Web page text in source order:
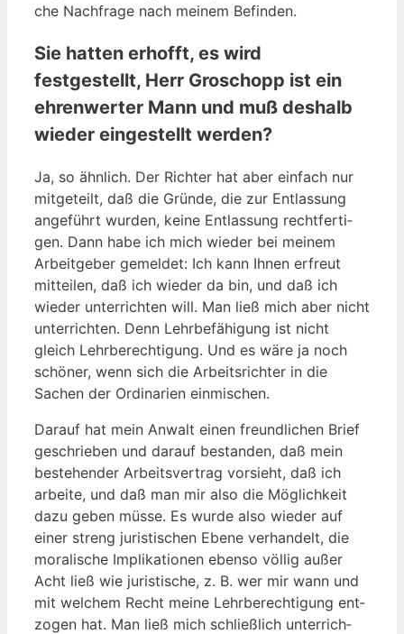
che Nach­fra­ge nach mei­nem Befinden.
Sie hatten erhofft, es wird
festgestellt, Herr Groschopp ist ein
ehrenwerter Mann und muß deshalb
wieder eingestellt werden?
Ja, so ähn­lich. Der Rich­ter hat aber ein­fach nur
mit­ge­teilt, daß die Grün­de, die zur Ent­las­sung
ange­führt wur­den, kei­ne Ent­las­sung recht­fer­ti­
gen. Dann habe ich mich wie­der bei mei­nem
Arbeit­ge­ber gemel­det: Ich kann Ihnen erfreut
mit­tei­len, daß ich wie­der da bin, und daß ich
wie­der unter­rich­ten will. Man ließ mich aber nicht
unter­rich­ten. Denn Lehr­be­fä­hi­gung ist nicht
gleich Lehr­be­rech­ti­gung. Und es wäre ja noch
schö­ner, wenn sich die Arbeits­rich­ter in die
Sachen der Ordi­na­ri­en einmischen.
Dar­auf hat mein Anwalt einen freund­li­chen Brief
geschrie­ben und dar­auf bestan­den, daß mein
bestehen­der Arbeits­ver­trag vor­sieht, daß ich
arbei­te, und daß man mir also die Mög­lich­keit
dazu geben müs­se. Es wur­de also wie­der auf
einer streng juris­ti­schen Ebe­ne ver­han­delt, die
mora­li­sche Impli­ka­tio­nen eben­so völ­lig außer
Acht ließ wie juris­ti­sche, z. B. wer mir wann und
mit wel­chem Recht mei­ne Lehr­be­rech­ti­gung ent­
zo­gen hat. Man ließ mich schließ­lich unter­rich­